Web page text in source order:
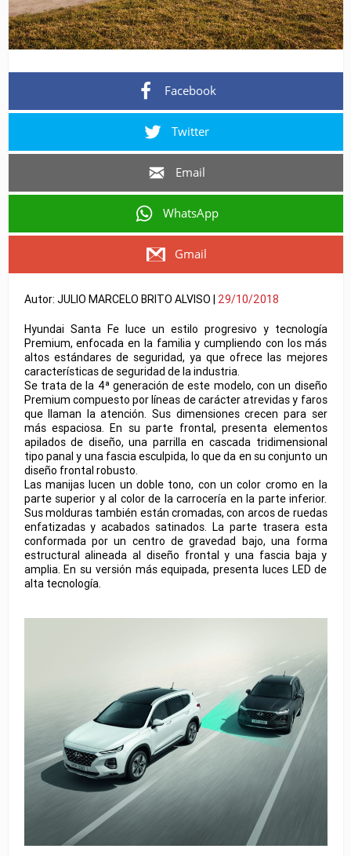
Facebook
Twitter
Email
WhatsApp
Gmail
Autor: JULIO MARCELO BRITO ALVISO | 29/10/2018
Hyundai Santa Fe luce un estilo progresivo y tecnología
Premium, enfocada en la familia y cumpliendo con los más
altos estándares de seguridad, ya que ofrece las mejores
características de seguridad de la industria.
Se trata de la 4ª generación de este modelo, con un diseño
Premium compuesto por líneas de carácter atrevidas y faros
que llaman la atención. Sus dimensiones crecen para ser
más espaciosa. En su parte frontal, presenta elementos
apilados de diseño, una parrilla en cascada tridimensional
tipo panal y una fascia esculpida, lo que da en su conjunto un
diseño frontal robusto.
Las manijas lucen un doble tono, con un color cromo en la
parte superior y al color de la carrocería en la parte inferior.
Sus molduras también están cromadas, con arcos de ruedas
enfatizadas y acabados satinados. La parte trasera esta
conformada por un centro de gravedad bajo, una forma
estructural alineada al diseño frontal y una fascia baja y
amplia. En su versión más equipada, presenta luces LED de
alta tecnología.